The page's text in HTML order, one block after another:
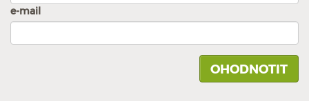
e-mail